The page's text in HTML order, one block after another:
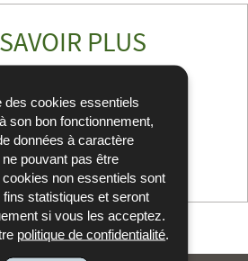
des cookies essentiels
son bon fonctionnement,
données à caractère
pouvant pas être
non essentiels sont
fins statistiques et seront
si vous les acceptez.
politique de confidentialité
PLUS
(Pdf - 2,10 Mo)
(Pdf - 1,51 Mo)
2022